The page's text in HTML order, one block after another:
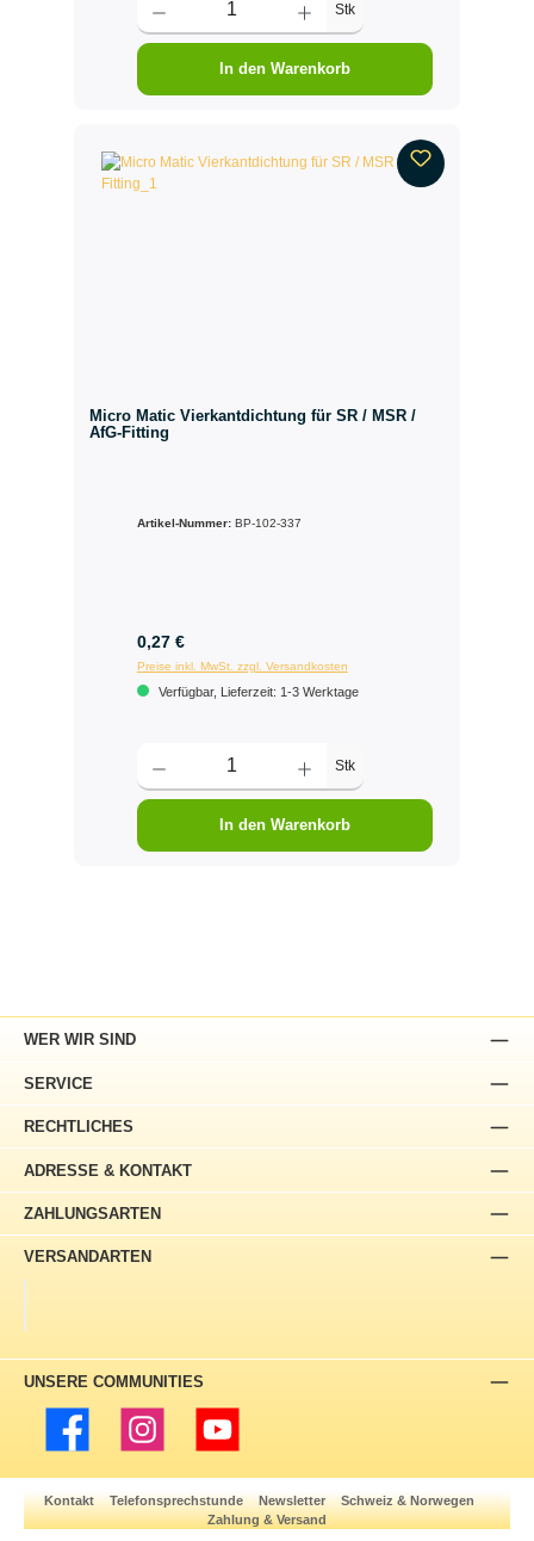
Stk
In den Warenkorb
Micro Matic Vierkantdichtung für SR / MSR /
AfG-Fitting
Artikel-Nummer: BP-102-337
0,27 €
Preise inkl. MwSt. zzgl. Versandkosten
Verfügbar, Lieferzeit: 1-3 Werktage
Stk
In den Warenkorb
ADRESSE & KONTAKT
WER WIR SIND
SERVICE
RECHTLICHES
ZAHLUNGSARTEN
VERSANDARTEN
UNSERE COMMUNITIES
Facebook Instagram YouTube
Kontakt Telefonsprechstunde Newsletter
Schweiz & Norwegen
Zahlung & Versand